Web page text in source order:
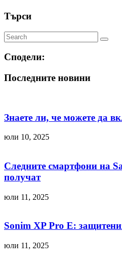
Търси
Сподели:
Последните новини
Знаете ли, че можете да
юли 10, 2025
Следните смартфони на
получат
юли 11, 2025
Sonim XP Pro E:
юли 11, 2025